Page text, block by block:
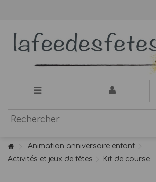
Animation anniversaire enfant
Activités et jeux de fêtes
Kit de course